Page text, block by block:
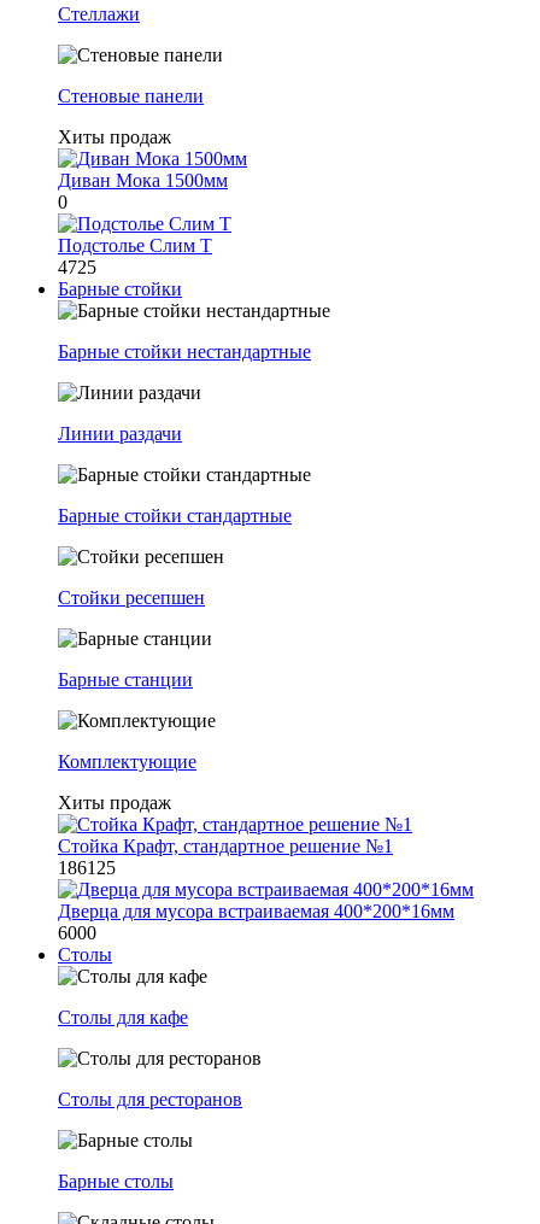
Стеллажи
Стеновые панели
Хиты продаж
Диван Мока 1500мм
0
Подстолье Слим Т
4725
Барные стойки
Барные стойки нестандартные
Линии раздачи
Барные стойки стандартные
Стойки ресепшен
Барные станции
Комплектующие
Хиты продаж
Стойка Крафт, стандартное решение №1
186125
Дверца для мусора встраиваемая 400*200*16мм
6000
Столы
Столы для кафе
Столы для ресторанов
Барные столы